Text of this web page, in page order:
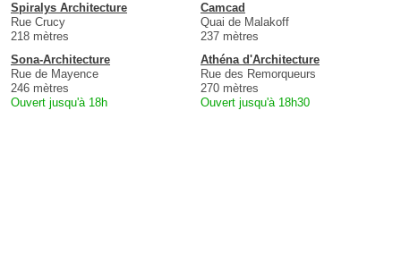
Spiralys Architecture
Rue Crucy
218 mètres
Camcad
Quai de Malakoff
237 mètres
Sona-Architecture
Rue de Mayence
246 mètres
Ouvert jusqu'à 18h
Athéna d'Architecture
Rue des Remorqueurs
270 mètres
Ouvert jusqu'à 18h30